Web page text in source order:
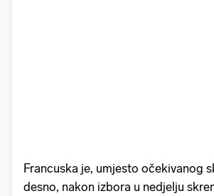
Francuska je, umjesto očekivanog
desno, nakon izbora u nedjelju